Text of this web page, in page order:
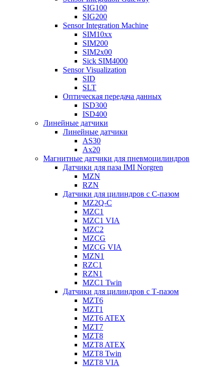
SIG100
SIG200
Sensor Integration Machine
SIM10xx
SIM200
SIM2x00
Sick SIM4000
Sensor Visualization
SID
SLT
Оптическая передача данных
ISD300
ISD400
Линейные датчики
Линейные датчики
AS30
Ax20
Магнитные датчики для пневмоцилиндров
Датчики для паза IMI Norgren
MZN
RZN
Датчики для цилиндров с С-пазом
MZ2Q-C
MZC1
MZC1 VIA
MZC2
MZCG
MZCG VIA
MZN1
RZC1
RZN1
MZC1 Twin
Датчики для цилиндров с Т-пазом
MZT6
MZT1
MZT6 ATEX
MZT7
MZT8
MZT8 ATEX
MZT8 Twin
MZT8 VIA